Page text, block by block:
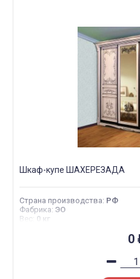
Шкаф-купе ШАХЕРЕЗАДА
Страна производства: РФ
Фабрика: ЭО
Вес : 0 кг
0